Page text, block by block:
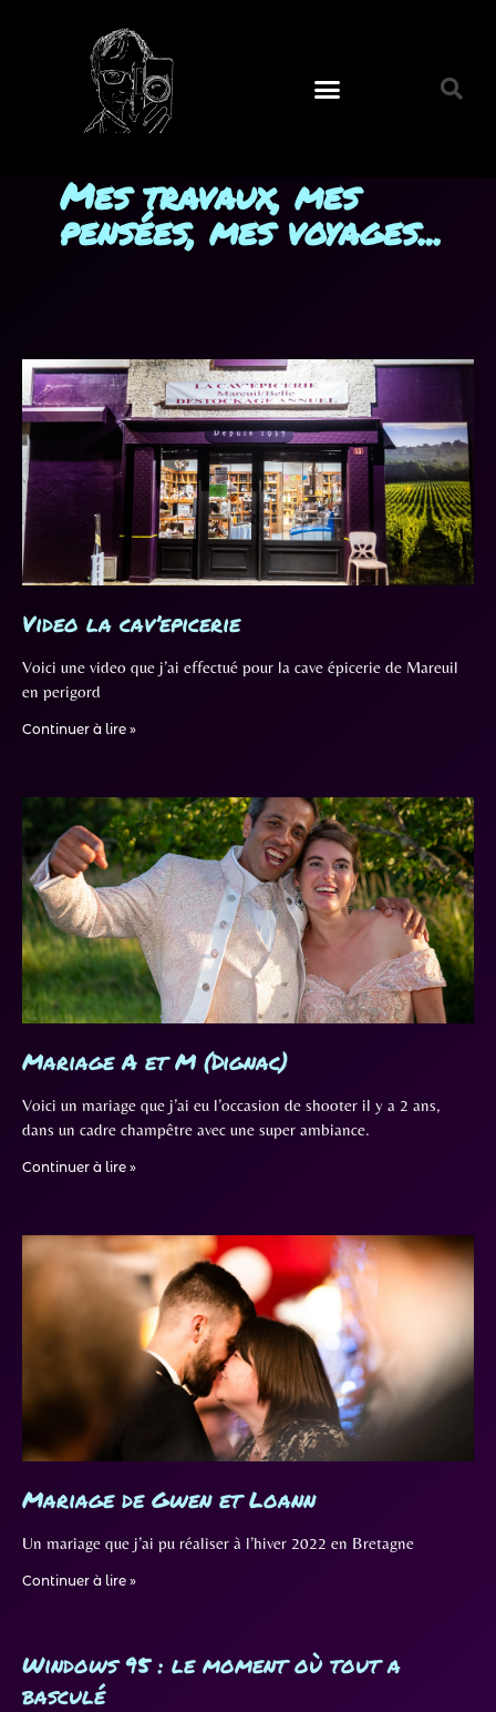
Mes travaux, mes
pensées, mes voyages...
Video la cav’epicerie
Voici une video que j’ai effectué pour la cave épicerie de Mareuil
en perigord
Continuer à lire »
Mariage A et M (Dignac)
Voici un mariage que j’ai eu l’occasion de shooter il y a 2 ans,
dans un cadre champêtre avec une super ambiance.
Continuer à lire »
Mariage de Gwen et Loann
Un mariage que j’ai pu réaliser à l’hiver 2022 en Bretagne
Continuer à lire »
Windows 95 : le moment où tout a
basculé